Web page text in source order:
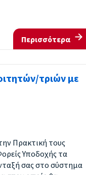
Περισσότερα
τριών με
Πρακτική τους
Υποδοχής τα
σας στο σύστημα